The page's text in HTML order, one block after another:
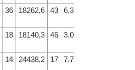
36 18262,6 43 6,3
18 18140,3 46 3,0
14 24438,2 17 7,7